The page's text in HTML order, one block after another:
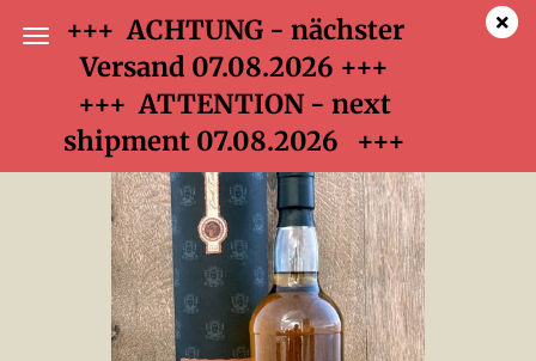
+++ ACHTUNG - nächster
Versand 07.08.2026 +++
+++ ATTENTION - next
shipment 07.08.2026 +++
A.D. Rattray Port Mourant at Uitvlugt 1999-2009, 46%